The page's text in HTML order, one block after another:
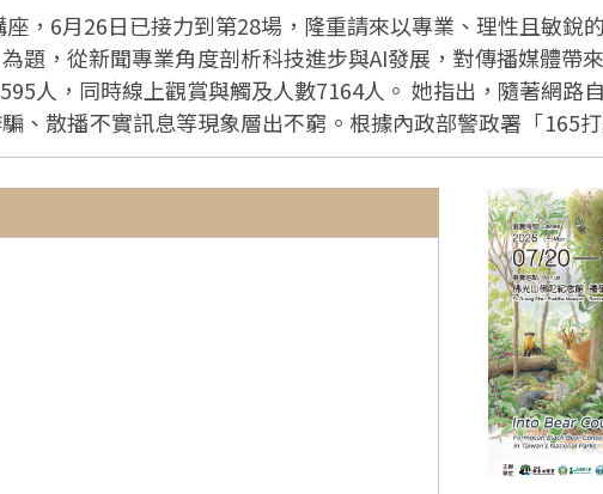
，6月26日已接力到第28場，隆重請來以專業、理性且敏銳
題，從新聞專業角度剖析科技進步與AI發展，對傳播媒體帶
人數7164人。 她指出，隨著網路自媒體與串流平台興起，偽造
、散播不實訊息等現象層出不窮。根據內政部警政署「165
30%受騙，造成龐大財務損失，也凸顯資訊辨識能力的重要。 談及
用未經證實的網路訊息作為新聞來源，以收視率、點閱率與
包裝置入行銷，甚至受政治立場影響製造假訊息等，值得社會警惕
憶大學第一堂新聞課中老師的一句話：「記者有筆如刀，是
沙俱下清濁難分，好的、壞的、真的、假的，都混在一起。
標難行，但不做就只能沉淪。 她談到在記者生涯中，最深刻的一次經
範圍，尤其是「西安事變」，但是面對這樣一位創造歷史的
中外媒體的關注，深深感受到記者手握史筆的使命感。 最後李艷秋語重
，使大眾能據此做出正確判斷。對閱聽大眾她提出四項思辨
值得信任且經得起檢驗的真理。同時提醒大眾，面對虛假